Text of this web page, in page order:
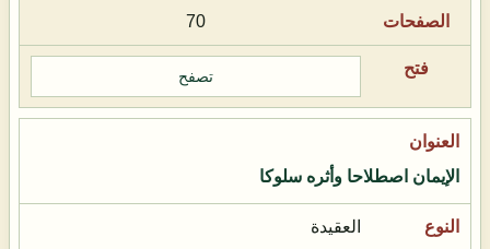
70
تصفح
الإيمان اصطلاحا وأثره سلوكا
العقيدة